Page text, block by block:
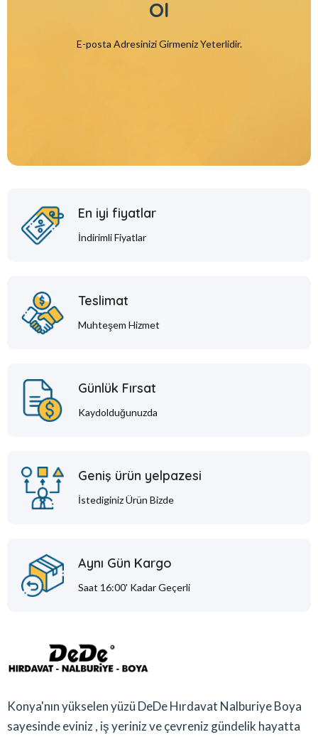
Ol
E-posta Adresinizi Girmeniz Yeterlidir.
En iyi fiyatlar
İndirimli Fiyatlar
Teslimat
Muhteşem Hizmet
Günlük Fırsat
Kaydolduğunuzda
Geniş ürün yelpazesi
İstediginiz Ürün Bizde
Aynı Gün Kargo
Saat 16:00' Kadar Geçerli
Konya'nın yükselen yüzü DeDe Hırdavat Nalburiye Boya
sayesinde eviniz , iş yeriniz ve çevreniz gündelik hayatta